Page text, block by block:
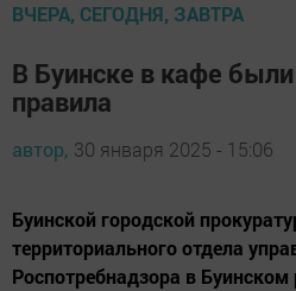
ВЧЕРА, СЕГОДНЯ, ЗАВТРА
В Буинске в кафе
правила
автор, 30 января 2025 - 15:06
Буинской городской
территориального отдела
Роспотребнадзора в Буинском